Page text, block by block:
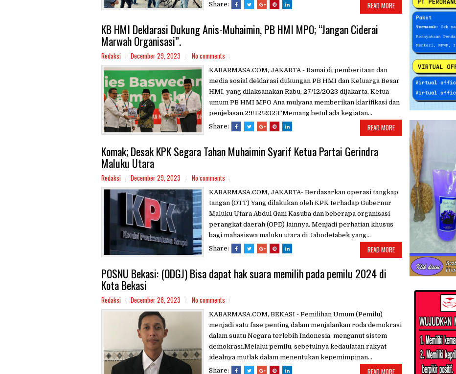
Share:
READ MORE
KB HMI Deklarasi Dukung Anis-Muhaimin, PB HMI MPO; “Jangan Ciderai
Marwah Organisasi”.
Redaksi December 29, 2023 No comments
KABARMASA.COM, JAKARTA - Ramai di pemberitaan dan
media sosial deklarasi dukungan PB HMI dan Keluarga Besar
HMI, yang dilaksanakan Rabu, 27/12/2023 dijakarta. Ketua
umum PB HMI MPO Ana mulyana memberikan klarifikasi dan
penjelasan.29/12/2023“Memang betul ada kegiatan...
Share:
READ MORE
Komak; Desak KPK Segara Tahan Muhaimin Syarif Ketua Partai Gerindra
Maluku Utara
Redaksi December 29, 2023 No comments
KABARMASA.COM, JAKARTA- Berdasarkan operasi tangkap
tangan (OTT) Yang dilakukan oleh KPK terhadap Gubernur
Maluku Utara Abdul Gani Kasuba dan beberapa organisasi
perangkat daerah (OPD) lainnya. Menjadi perhatian khusus
bagi mahasiswa maluku utara di Jabodetabek yang...
Share:
READ MORE
POSNU Bekasi: (ODGJ) Bisa dapat hak suara memilih pada pemilu 2024 di
Kota Bekasi
Redaksi December 28, 2023 No comments
KABARMASA.COM, BEKASI - Pemilihan Umum (Pemilu)
menjadi satu fase penting dalam menjalankan roda demokrasi
dalam suatu Negara terlebih Indonesia menganut sistem
demokrasi.Melalui pemilu, sebetulnya kedaulatan rakyat
idealnya mutlak dalam menentukan kepemimpinan...
Share:
READ MORE